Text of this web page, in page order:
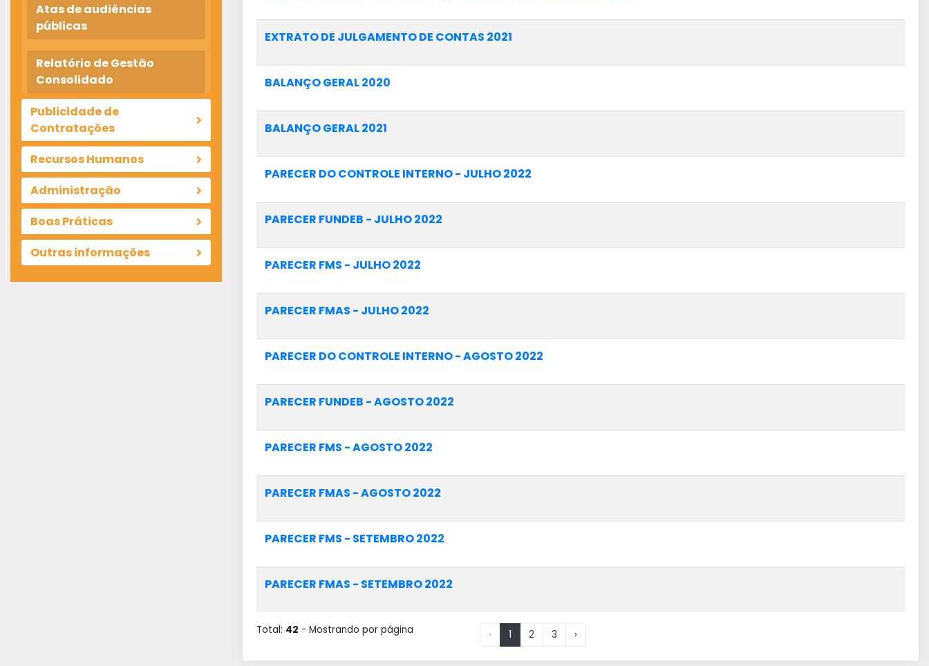
Atas de audiências
públicas
Relatório de Gestão
Consolidado
Publicidade de
Contratações
Recursos Humanos
Administração
Boas Práticas
Outras informações
EXTRATO DE JULGAMENTO DE CONTAS 2021
BALANÇO GERAL 2020
BALANÇO GERAL 2021
PARECER DO CONTROLE INTERNO - JULHO 2022
PARECER FUNDEB - JULHO 2022
PARECER FMS - JULHO 2022
PARECER FMAS - JULHO 2022
PARECER DO CONTROLE INTERNO - AGOSTO 2022
PARECER FUNDEB - AGOSTO 2022
PARECER FMS - AGOSTO 2022
PARECER FMAS - AGOSTO 2022
PARECER FMS - SETEMBRO 2022
PARECER FMAS - SETEMBRO 2022
Total: 42 - Mostrando por página ‹ 1 2 3 ›